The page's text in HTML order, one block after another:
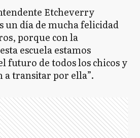
Etcheverry
un día de mucha felicidad
porque con la
escuela estamos
futuro de todos los chicos y
a transitar por ella”.